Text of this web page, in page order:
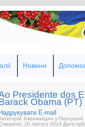
Новини
Presidente dos
Obama (PT)
Надрукувати E-mail
Євромайдан у Португалії
20 лютого 2014 Дата